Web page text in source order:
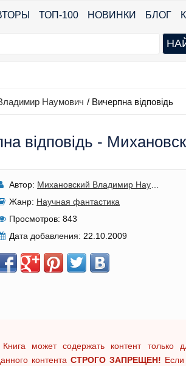
ТОП-100 НОВИНКИ БЛОГ
Наумович / Вичерпна відповідь
відповідь -
Автор: Михановский Владимир Наумович
Жанр: Научная фантастика
Просмотров: 843
Дата добавления: 22.10.2009
может содержать контент только
контента СТРОГО ЗАПРЕЩЕН!